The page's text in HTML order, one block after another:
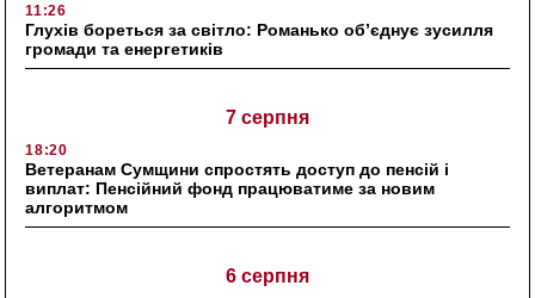
11:26
Глухів бореться за світло: Романько об’єднує зусилля
громади та енергетиків
7 серпня
18:20
Ветеранам Сумщини спростять доступ до пенсій і
виплат: Пенсійний фонд працюватиме за новим
алгоритмом
6 серпня